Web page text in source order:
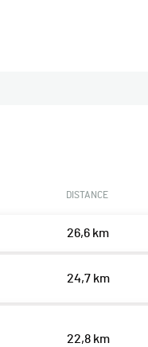
DISTANCE
26,6 km
24,7 km
22,8 km